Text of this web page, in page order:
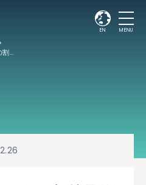
EN MENU
ストックオプション（新株予約権）の割当に関するお知らせ